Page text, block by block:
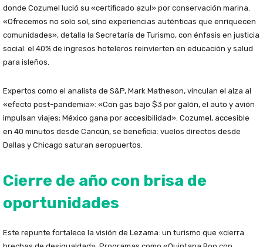
donde Cozumel lució su «certificado azul» por conservación marina.
«Ofrecemos no solo sol, sino experiencias auténticas que enriquecen
comunidades», detalla la Secretaría de Turismo, con énfasis en justicia
social: el 40% de ingresos hoteleros reinvierten en educación y salud
para isleños.
Expertos como el analista de S&P, Mark Matheson, vinculan el alza al
«efecto post-pandemia»: «Con gas bajo $3 por galón, el auto y avión
impulsan viajes; México gana por accesibilidad». Cozumel, accesible
en 40 minutos desde Cancún, se beneficia: vuelos directos desde
Dallas y Chicago saturan aeropuertos.
Cierre de año con brisa de
oportunidades
Este repunte fortalece la visión de Lezama: un turismo que «cierra